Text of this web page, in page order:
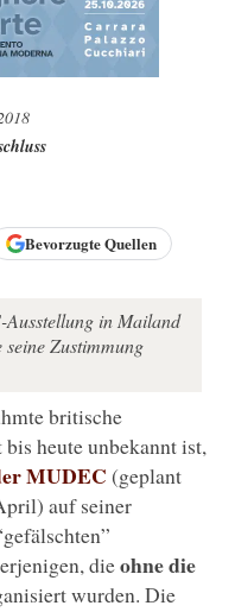
Bevorzugte Quellen
Ausstellung in Mailand
Zustimmung
britische
heute unbekannt ist,
MUDEC (geplant
auf seiner
dieohne die
wurden. Die